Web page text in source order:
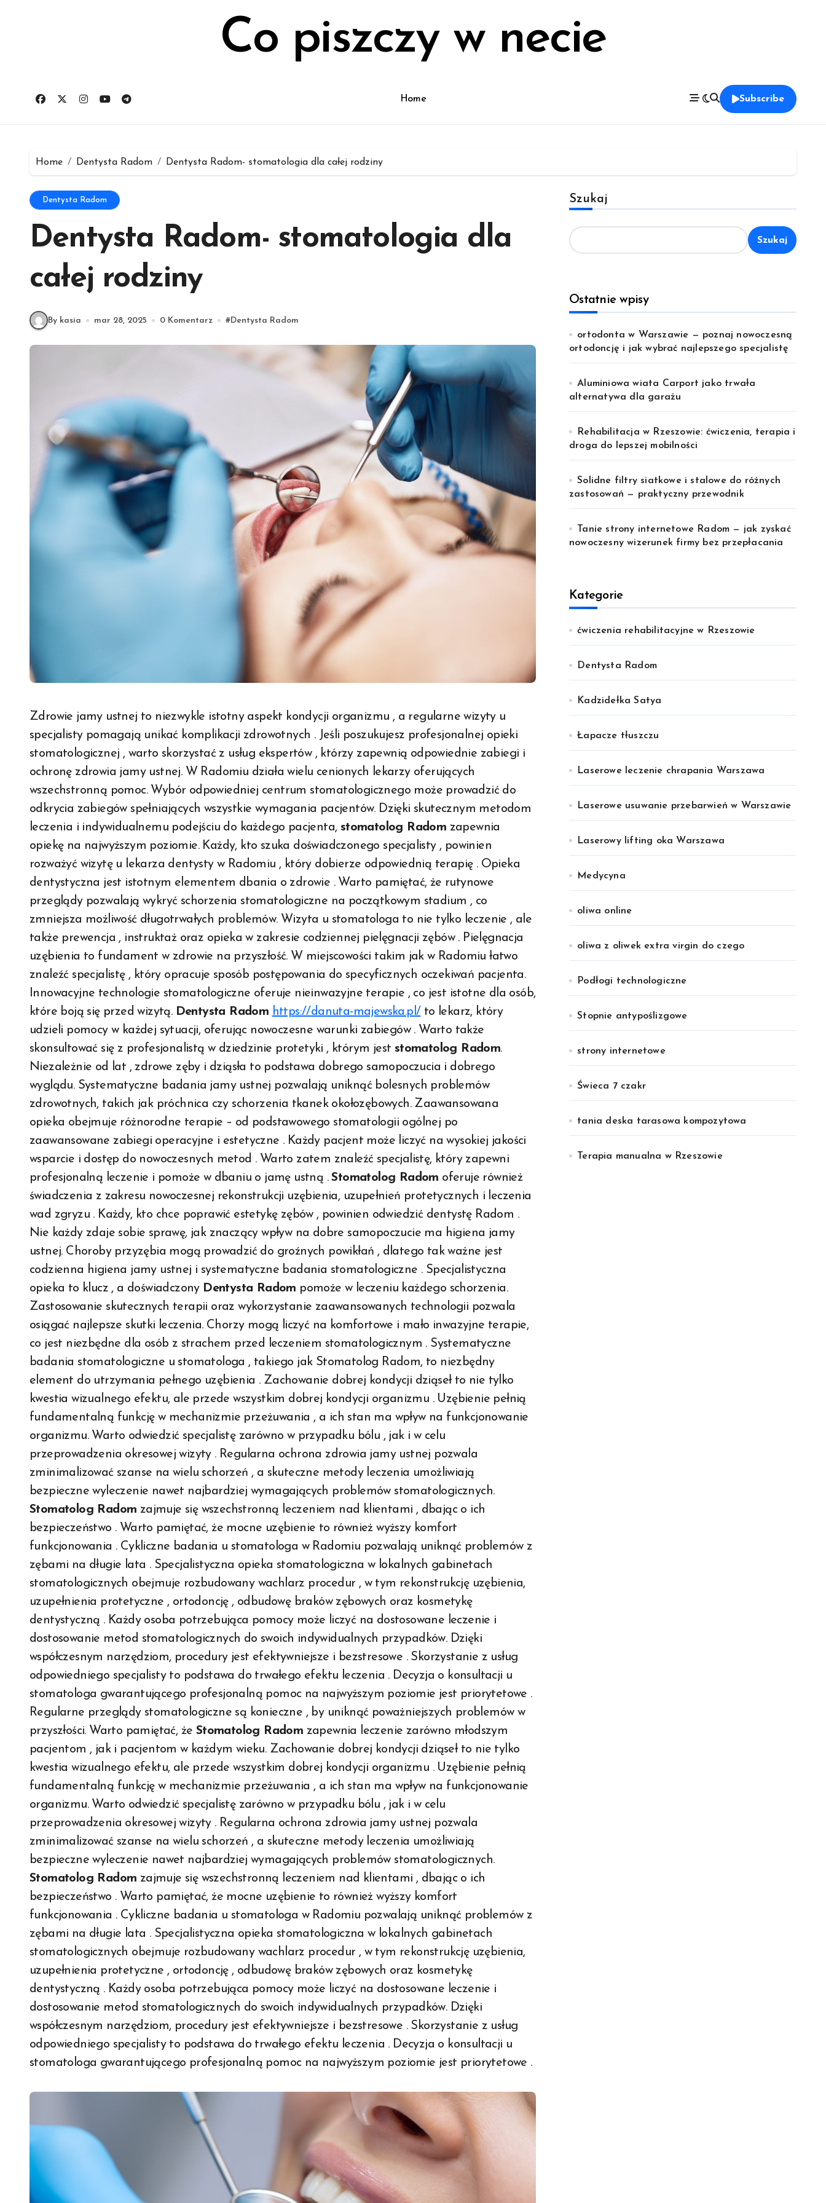
Co piszczy w necie
Home Subscribe
Home Dentysta Radom Dentysta Radom- stomatologia dla całej rodziny
Dentysta Radom
Dentysta Radom- stomatologia dla
całej rodziny
By kasia mar 28, 2025 0 Komentarz #Dentysta Radom
Zdrowie jamy ustnej to niezwykle istotny aspekt kondycji organizmu , a regularne wizyty u
specjalisty pomagają unikać komplikacji zdrowotnych . Jeśli poszukujesz profesjonalnej opieki
stomatologicznej , warto skorzystać z usług ekspertów , którzy zapewnią odpowiednie zabiegi i
ochronę zdrowia jamy ustnej. W Radomiu działa wielu cenionych lekarzy oferujących
wszechstronną pomoc. Wybór odpowiedniej centrum stomatologicznego może prowadzić do
odkrycia zabiegów spełniających wszystkie wymagania pacjentów. Dzięki skutecznym metodom
leczenia i indywidualnemu podejściu do każdego pacjenta, stomatolog Radom zapewnia
opiekę na najwyższym poziomie. Każdy, kto szuka doświadczonego specjalisty , powinien
rozważyć wizytę u lekarza dentysty w Radomiu , który dobierze odpowiednią terapię . Opieka
dentystyczna jest istotnym elementem dbania o zdrowie . Warto pamiętać, że rutynowe
przeglądy pozwalają wykryć schorzenia stomatologiczne na początkowym stadium , co
zmniejsza możliwość długotrwałych problemów. Wizyta u stomatologa to nie tylko leczenie , ale
także prewencja , instruktaż oraz opieka w zakresie codziennej pielęgnacji zębów . Pielęgnacja
uzębienia to fundament w zdrowie na przyszłość. W miejscowości takim jak w Radomiu łatwo
znaleźć specjalistę , który opracuje sposób postępowania do specyficznych oczekiwań pacjenta.
Innowacyjne technologie stomatologiczne oferuje nieinwazyjne terapie , co jest istotne dla osób,
które boją się przed wizytą. Dentysta Radom https://danuta-majewska.pl/ to lekarz, który
udzieli pomocy w każdej sytuacji, oferując nowoczesne warunki zabiegów . Warto także
skonsultować się z profesjonalistą w dziedzinie protetyki , którym jest stomatolog Radom.
Niezależnie od lat , zdrowe zęby i dziąsła to podstawa dobrego samopoczucia i dobrego
wyglądu. Systematyczne badania jamy ustnej pozwalają uniknąć bolesnych problemów
zdrowotnych, takich jak próchnica czy schorzenia tkanek okołozębowych. Zaawansowana
opieka obejmuje różnorodne terapie – od podstawowego stomatologii ogólnej po
zaawansowane zabiegi operacyjne i estetyczne . Każdy pacjent może liczyć na wysokiej jakości
wsparcie i dostęp do nowoczesnych metod . Warto zatem znaleźć specjalistę, który zapewni
profesjonalną leczenie i pomoże w dbaniu o jamę ustną .Stomatolog Radom oferuje również
świadczenia z zakresu nowoczesnej rekonstrukcji uzębienia, uzupełnień protetycznych i leczenia
wad zgryzu . Każdy, kto chce poprawić estetykę zębów , powinien odwiedzić dentystę Radom .
Nie każdy zdaje sobie sprawę, jak znaczący wpływ na dobre samopoczucie ma higiena jamy
ustnej. Choroby przyzębia mogą prowadzić do groźnych powikłań , dlatego tak ważne jest
codzienna higiena jamy ustnej i systematyczne badania stomatologiczne . Specjalistyczna
opieka to klucz , a doświadczony Dentysta Radom pomoże w leczeniu każdego schorzenia.
Zastosowanie skutecznych terapii oraz wykorzystanie zaawansowanych technologii pozwala
osiągać najlepsze skutki leczenia. Chorzy mogą liczyć na komfortowe i mało inwazyjne terapie,
co jest niezbędne dla osób z strachem przed leczeniem stomatologicznym . Systematyczne
badania stomatologiczne u stomatologa , takiego jak Stomatolog Radom, to niezbędny
element do utrzymania pełnego uzębienia . Zachowanie dobrej kondycji dziąseł to nie tylko
kwestia wizualnego efektu, ale przede wszystkim dobrej kondycji organizmu . Uzębienie pełnią
fundamentalną funkcję w mechanizmie przeżuwania , a ich stan ma wpływ na funkcjonowanie
organizmu. Warto odwiedzić specjalistę zarówno w przypadku bólu , jak i w celu
przeprowadzenia okresowej wizyty . Regularna ochrona zdrowia jamy ustnej pozwala
zminimalizować szanse na wielu schorzeń , a skuteczne metody leczenia umożliwiają
bezpieczne wyleczenie nawet najbardziej wymagających problemów stomatologicznych.
Stomatolog Radom zajmuje się wszechstronną leczeniem nad klientami , dbając o ich
bezpieczeństwo . Warto pamiętać, że mocne uzębienie to również wyższy komfort
funkcjonowania . Cykliczne badania u stomatologa w Radomiu pozwalają uniknąć problemów z
zębami na długie lata . Specjalistyczna opieka stomatologiczna w lokalnych gabinetach
stomatologicznych obejmuje rozbudowany wachlarz procedur , w tym rekonstrukcję uzębienia,
uzupełnienia protetyczne , ortodoncję , odbudowę braków zębowych oraz kosmetykę
dentystyczną . Każdy osoba potrzebująca pomocy może liczyć na dostosowane leczenie i
dostosowanie metod stomatologicznych do swoich indywidualnych przypadków. Dzięki
współczesnym narzędziom, procedury jest efektywniejsze i bezstresowe . Skorzystanie z usług
odpowiedniego specjalisty to podstawa do trwałego efektu leczenia . Decyzja o konsultacji u
stomatologa gwarantującego profesjonalną pomoc na najwyższym poziomie jest priorytetowe .
Regularne przeglądy stomatologiczne są konieczne , by uniknąć poważniejszych problemów w
przyszłości. Warto pamiętać, że Stomatolog Radom zapewnia leczenie zarówno młodszym
pacjentom , jak i pacjentom w każdym wieku. Zachowanie dobrej kondycji dziąseł to nie tylko
kwestia wizualnego efektu, ale przede wszystkim dobrej kondycji organizmu . Uzębienie pełnią
fundamentalną funkcję w mechanizmie przeżuwania , a ich stan ma wpływ na funkcjonowanie
organizmu. Warto odwiedzić specjalistę zarówno w przypadku bólu , jak i w celu
przeprowadzenia okresowej wizyty . Regularna ochrona zdrowia jamy ustnej pozwala
zminimalizować szanse na wielu schorzeń , a skuteczne metody leczenia umożliwiają
bezpieczne wyleczenie nawet najbardziej wymagających problemów stomatologicznych.
Stomatolog Radom zajmuje się wszechstronną leczeniem nad klientami , dbając o ich
bezpieczeństwo . Warto pamiętać, że mocne uzębienie to również wyższy komfort
funkcjonowania . Cykliczne badania u stomatologa w Radomiu pozwalają uniknąć problemów z
zębami na długie lata . Specjalistyczna opieka stomatologiczna w lokalnych gabinetach
stomatologicznych obejmuje rozbudowany wachlarz procedur , w tym rekonstrukcję uzębienia,
uzupełnienia protetyczne , ortodoncję , odbudowę braków zębowych oraz kosmetykę
dentystyczną . Każdy osoba potrzebująca pomocy może liczyć na dostosowane leczenie i
dostosowanie metod stomatologicznych do swoich indywidualnych przypadków. Dzięki
współczesnym narzędziom, procedury jest efektywniejsze i bezstresowe . Skorzystanie z usług
odpowiedniego specjalisty to podstawa do trwałego efektu leczenia . Decyzja o konsultacji u
stomatologa gwarantującego profesjonalną pomoc na najwyższym poziomie jest priorytetowe .
Szukaj
Szukaj
Ostatnie wpisy
ortodonta w Warszawie — poznaj nowoczesną
ortodoncję i jak wybrać najlepszego specjalistę
Aluminiowa wiata Carport jako trwała
alternatywa dla garażu
Rehabilitacja w Rzeszowie: ćwiczenia, terapia i
droga do lepszej mobilności
Solidne filtry siatkowe i stalowe do różnych
zastosowań — praktyczny przewodnik
Tanie strony internetowe Radom — jak zyskać
nowoczesny wizerunek firmy bez przepłacania
Kategorie
ćwiczenia rehabilitacyjne w Rzeszowie
Dentysta Radom
Kadzidełka Satya
Łapacze tłuszczu
Laserowe leczenie chrapania Warszawa
Laserowe usuwanie przebarwień w Warszawie
Laserowy lifting oka Warszawa
Medycyna
oliwa online
oliwa z oliwek extra virgin do czego
Podłogi technologiczne
Stopnie antypoślizgowe
strony internetowe
Świeca 7 czakr
tania deska tarasowa kompozytowa
Terapia manualna w Rzeszowie